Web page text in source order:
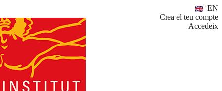
EN
Crea el teu compte
Accedeix